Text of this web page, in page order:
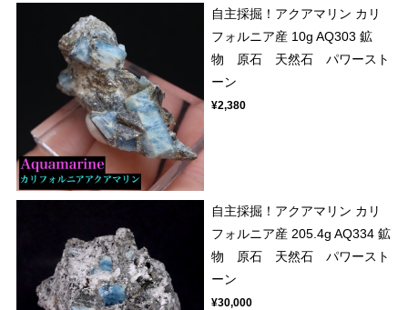
自主採掘！アクアマリン カリ
フォルニア産 10g AQ303 鉱
物 原石 天然石 パワースト
ーン
¥2,380
自主採掘！アクアマリン カリ
フォルニア産 205.4g AQ334 鉱
物 原石 天然石 パワースト
ーン
¥30,000